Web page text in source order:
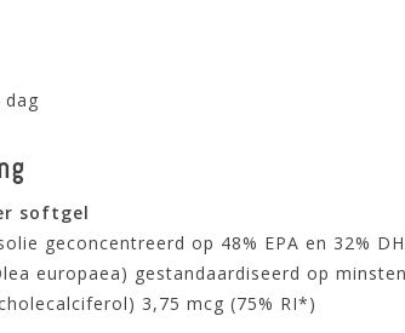
softgel
geconcentreerd op 48% EPA en 32%
europaea) gestandaardiseerd op
3,75 mcg (75% RI*)